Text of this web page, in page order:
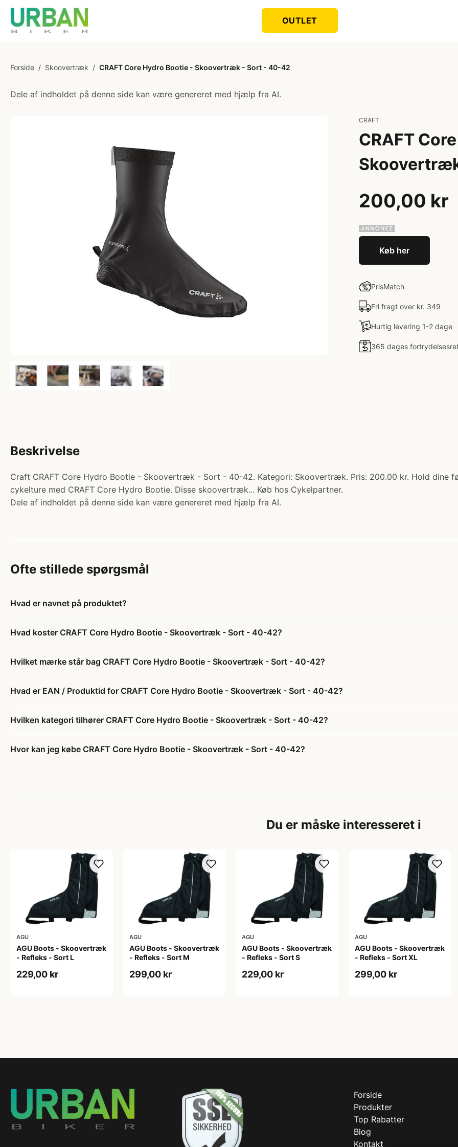
OUTLET
Forside / Skoovertræk / CRAFT Core Hydro Bootie - Skoovertræk - Sort - 40-42
Dele af indholdet på denne side kan være genereret med hjælp fra AI.
CRAFT
CRAFT
200,00 kr
Køb her
PrisMatch
Fri fragt over kr. 349
Hurtig levering 1-2 dage
365 dages
Beskrivelse
Craft CRAFT Core Hydro Bootie - Skoovertræk - Sort - 40-42. Kategori: Skoovertræk. Pris: 200.00 kr. Hold dine
cykelture med CRAFT Core Hydro Bootie. Disse skoovertræk... Køb hos Cykelpartner.
Dele af indholdet på denne side kan være genereret med hjælp fra AI.
Ofte stillede spørgsmål
Hvad er navnet på produktet?
Hvad koster CRAFT Core Hydro Bootie - Skoovertræk - Sort - 40-42?
Hvilket mærke står bag CRAFT Core Hydro Bootie - Skoovertræk - Sort - 40-42?
Hvad er EAN / Produktid for CRAFT Core Hydro Bootie - Skoovertræk - Sort - 40-42?
Hvilken kategori tilhører CRAFT Core Hydro Bootie - Skoovertræk - Sort - 40-42?
Hvor kan jeg købe CRAFT Core Hydro Bootie - Skoovertræk - Sort - 40-42?
Du er måske interesseret i
AGU
AGU Boots - Skoovertræk
- Refleks - Sort L
229,00 kr
AGU
AGU Boots - Skoovertræk
- Refleks - Sort M
299,00 kr
AGU
AGU Boots - Skoovertræk
- Refleks - Sort S
229,00 kr
AGU
AGU Boots - Skoovertræk
- Refleks - Sort XL
299,00 kr
Forside
Produkter
Top Rabatter
Blog
Kontakt